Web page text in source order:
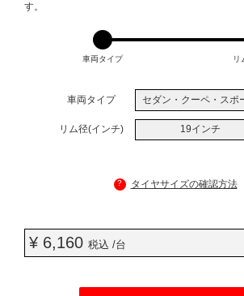
す。
車両タイプ リ
車両タイプ セダン・クーペ・スポ
リム径(インチ) 19インチ
? タイヤサイズの確認方法
¥ 6,160 税込 /台